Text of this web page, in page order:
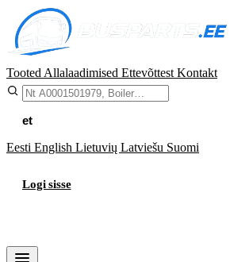
Tooted Allalaadimised Ettevõttest Kontakt
et
Eesti English Lietuvių Latviešu Suomi
Logi sisse